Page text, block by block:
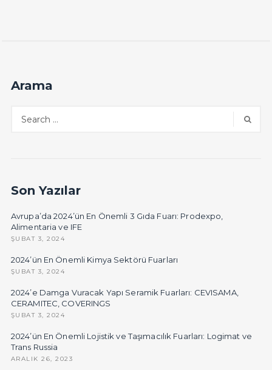
Arama
Son Yazılar
Avrupa’da 2024’ün En Önemli 3 Gıda Fuarı: Prodexpo,
Alimentaria ve IFE
ŞUBAT 3, 2024
2024’ün En Önemli Kimya Sektörü Fuarları
ŞUBAT 3, 2024
2024’e Damga Vuracak Yapı Seramik Fuarları: CEVISAMA,
CERAMITEC, COVERINGS
ŞUBAT 3, 2024
2024’ün En Önemli Lojistik ve Taşımacılık Fuarları: Logimat ve
Trans Russia
ARALIK 26, 2023